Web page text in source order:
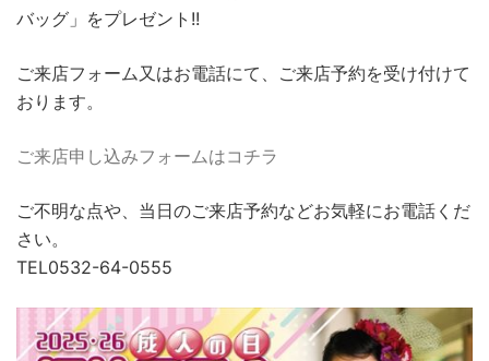
バッグ」をプレゼント!!
ご来店フォーム又はお電話にて、ご来店予約を受け付けて
おります。
ご来店申し込みフォームはコチラ
ご不明な点や、当日のご来店予約などお気軽にお電話くだ
さい。
TEL0532-64-0555